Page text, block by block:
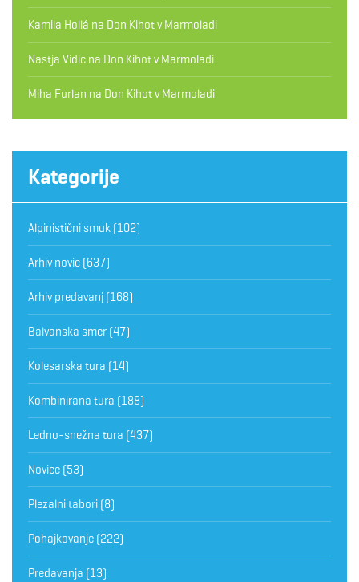
Kamila Hollá na Don Kihot v Marmoladi
Nastja Vidic na Don Kihot v Marmoladi
Miha Furlan na Don Kihot v Marmoladi
Kategorije
Alpinistični smuk (102)
Arhiv novic (637)
Arhiv predavanj (168)
Balvanska smer (47)
Kolesarska tura (14)
Kombinirana tura (188)
Ledno-snežna tura (437)
Novice (53)
Plezalni tabori (8)
Pohajkovanje (222)
Predavanja (13)